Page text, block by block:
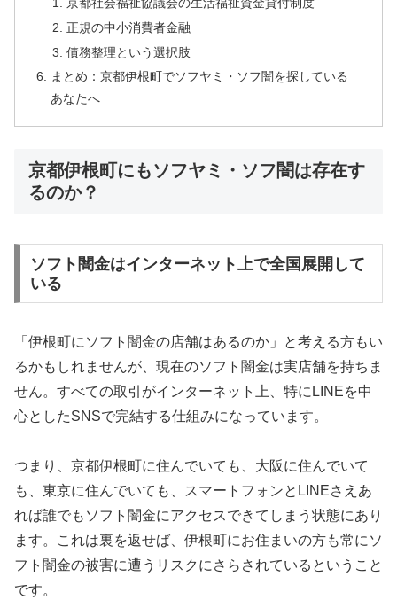
正規の中小消費者金融
債務整理という選択肢
まとめ：京都伊根町でソフヤミ・ソフ闇を探している
あなたへ
京都伊根町にもソフヤミ・ソフ闇は存在す
るのか？
ソフト闇金はインターネット上で全国展開して
いる
「伊根町にソフト闇金の店舗はあるのか」と考える方もい
るかもしれませんが、現在のソフト闇金は実店舗を持ちま
せん。すべての取引がインターネット上、特にLINEを中
心としたSNSで完結する仕組みになっています。
つまり、京都伊根町に住んでいても、大阪に住んでいて
も、東京に住んでいても、スマートフォンとLINEさえあ
れば誰でもソフト闇金にアクセスできてしまう状態にあり
ます。これは裏を返せば、伊根町にお住まいの方も常にソ
フト闇金の被害に遭うリスクにさらされているということ
です。